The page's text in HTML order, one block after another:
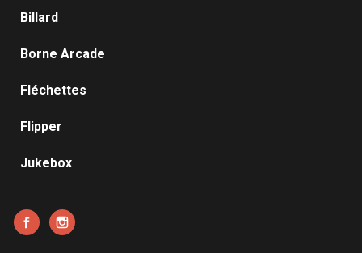
Billard
Borne Arcade
Fléchettes
Flipper
Jukebox
Facebook